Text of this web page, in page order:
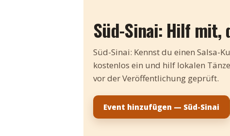
Süd-Sinai: Hilf mit,
Süd-Sinai: Kennst du einen Salsa-
kostenlos ein und hilf lokalen
vor der Veröffentlichung geprüft.
Event hinzufügen — Süd-Sinai